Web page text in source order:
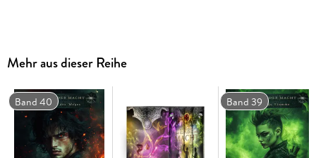
. . . Gewinner des Deutschen Phantastik Preis 2019 in "Beste
. . . Gewinner des Lovelybooks Lesepreis 2018!
. . . Gewinner des Skoutz-Award 2018!
Mehr aus dieser Reihe
Band 40 Band 39